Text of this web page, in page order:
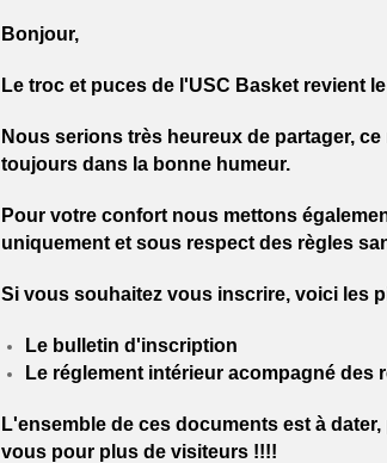
Bonjour,
Le troc et puces de l'USC Basket revient
Nous serions très heureux de partager,
toujours dans la bonne humeur.
Pour votre confort nous mettons
uniquement et sous respect des règles
Si vous souhaitez vous inscrire, voici les
Le bulletin d'inscription
Le réglement intérieur acompagné des
L'ensemble de ces documents est à
vous pour plus de visiteurs !!!!